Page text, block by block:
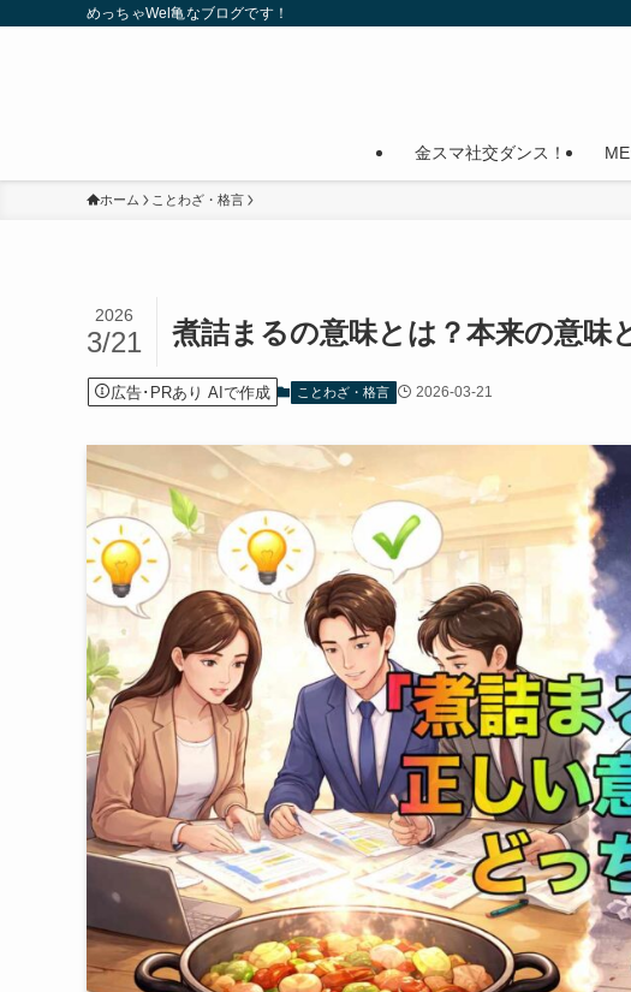
めっちゃWel亀なブログです！
金スマ社交ダンス！
ホーム ことわざ・格言
煮詰まるの意味とは？本来の意味
2026
3/21
広告･PRあり AIで作成 ことわざ・格言 2026-03-21